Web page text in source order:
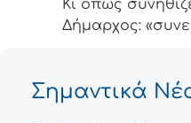
Κι όπως
Δήμαρχος:
Σημαντικά